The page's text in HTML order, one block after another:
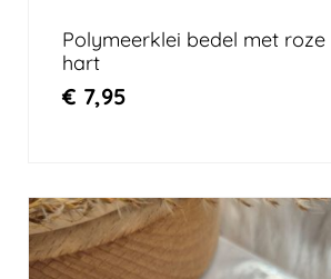
Polymeerklei bedel met roze
hart
€ 7,95